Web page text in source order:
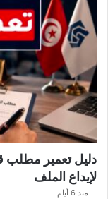
دليل تعمير مطلب
لإيداع الملف
منذ 6 أيام